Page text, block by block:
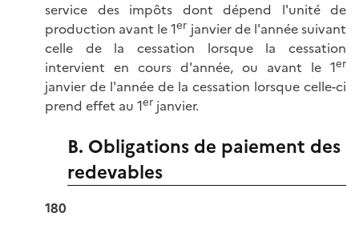
service des impôts dont dépend l'unité de
production avant le 1er janvier de l'année suivant
celle de la cessation lorsque la cessation
intervient en cours d'année, ou avant le 1er
janvier de l'année de la cessation lorsque celle-ci
prend effet au 1er janvier.
B. Obligations de paiement des
redevables
180